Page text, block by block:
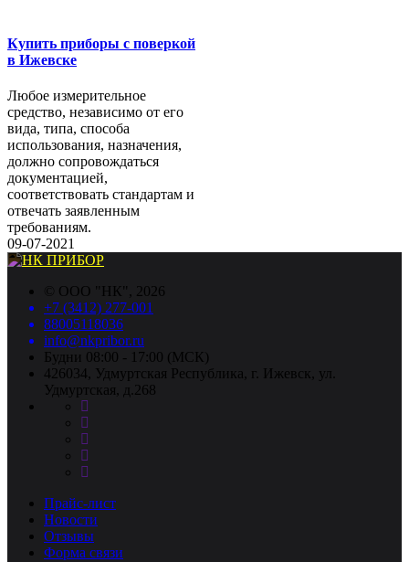
Купить приборы с поверкой
в Ижевске
Любое измерительное
средство, независимо от его
вида, типа, способа
использования, назначения,
должно сопровождаться
документацией,
соответствовать стандартам и
отвечать заявленным
требованиям.
09-07-2021
© ООО "НК", 2026
+7 (3412) 277-001
88005118036
info@nkpribor.ru
Будни 08:00 - 17:00 (МСК)
426034, Удмуртская Республика, г. Ижевск, ул.
Удмуртская, д.268
Прайс-лист
Новости
Отзывы
Форма связи